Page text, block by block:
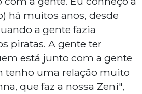
há muitos anos, desde
a gente fazia
piratas. A gente ter
está junto com a gente
tenho uma relação muito
que faz a nossa Zeni",